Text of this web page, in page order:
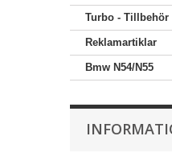
Turbo - Tillbehör
Reklamartiklar
Bmw N54/N55